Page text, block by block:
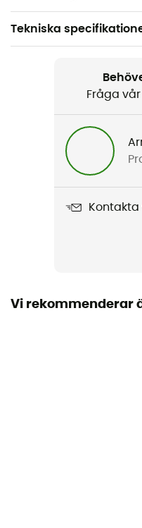
Tekniska
Produktnamn
Fråga
Vi rekommenderar